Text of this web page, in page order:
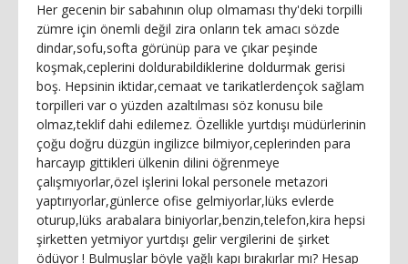
Her gecenin bir sabahının olup olmaması thy'deki torpilli
zümre için önemli değil zira onların tek amacı sözde
dindar,sofu,softa görünüp para ve çıkar peşinde
koşmak,ceplerini doldurabildiklerine doldurmak gerisi
boş. Hepsinin iktidar,cemaat ve tarikatlerdençok sağlam
torpilleri var o yüzden azaltılması söz konusu bile
olmaz,teklif dahi edilemez. Özellikle yurtdışı müdürlerinin
çoğu doğru düzgün ingilizce bilmiyor,ceplerinden para
harcayıp gittikleri ülkenin dilini öğrenmeye
çalışmıyorlar,özel işlerini lokal personele metazori
yaptırıyorlar,günlerce ofise gelmiyorlar,lüks evlerde
oturup,lüks arabalara biniyorlar,benzin,telefon,kira hepsi
şirketten yetmiyor yurtdışı gelir vergilerini de şirket
ödüyor ! Bulmuşlar böyle yağlı kapı bırakırlar mı? Hesap